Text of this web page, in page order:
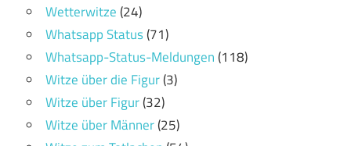
Wetterwitze(24)
Whatsapp Status(71)
Whatsapp-Status-Meldungen(118)
Witze über die Figur(3)
Witze über Figur(32)
Witze über Männer(25)